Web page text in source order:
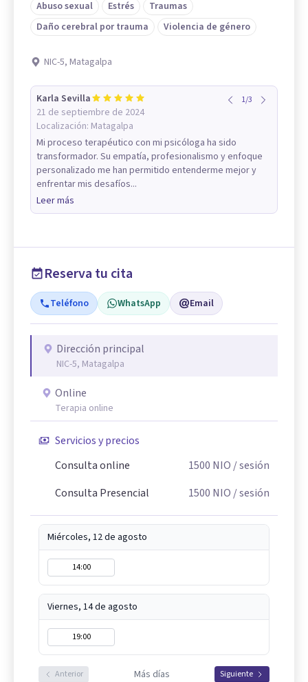
Abuso sexual
Estrés
Traumas
Daño cerebral por trauma
Violencia de género
NIC-5, Matagalpa
Karla Sevilla
21 de septiembre de 2024
Localización: Matagalpa
1/3
Mi proceso terapéutico con mi psicóloga ha sido
transformador. Su empatía, profesionalismo y enfoque
personalizado me han permitido entenderme mejor y
enfrentar mis desafíos...
Leer más
Reserva tu cita
Teléfono WhatsApp Email
Dirección principal
NIC-5, Matagalpa
Online
Terapia online
Servicios y precios
Consulta online
1500 NIO / sesión
Consulta Presencial
1500 NIO / sesión
Miércoles, 12 de agosto
14:00
Viernes, 14 de agosto
19:00
Anterior Más días Siguiente